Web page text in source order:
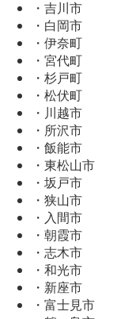
・吉川市
・白岡市
・伊奈町
・宮代町
・杉戸町
・松伏町
・川越市
・所沢市
・飯能市
・東松山市
・坂戸市
・狭山市
・入間市
・朝霞市
・志木市
・和光市
・新座市
・富士見市